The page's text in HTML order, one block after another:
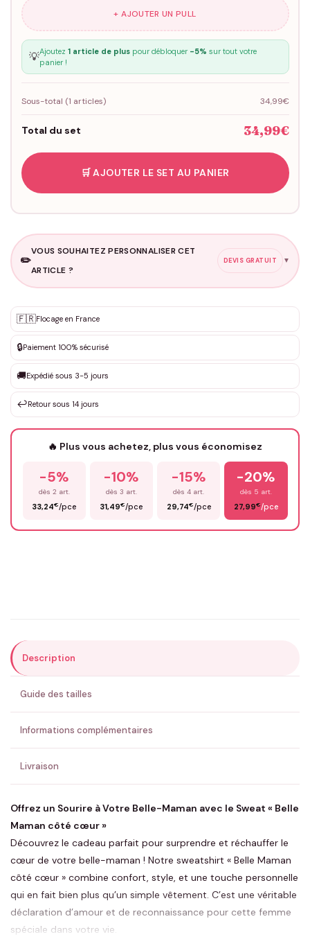
+ AJOUTER UN PULL
💡Ajoutez 1 article de pluspour débloquer -5% sur tout votre
panier !
Sous-total (1 articles) 34,99€
Total du set 34,99€
🛒 AJOUTER LE SET AU PANIER
✏️
VOUS SOUHAITEZ PERSONNALISER CET
ARTICLE ?
DEVIS GRATUIT ▼
✨ Personnalisation sur mesure
DEVIS GRATUIT · Personnalisation de 3 à 10€ selon la demande
Que souhaitez-vous ?*
Votre texte / idée*
Prénom*
ENVOYER MA DEMANDE ✨
💚 Retour sous 24-48h🇫🇷 Flocage en France✅ Validation avant fabrication
🇫🇷Flocage en France
🔒Paiement 100% sécurisé
🚚Expédié sous 3-5 jours
↩️Retour sous 14 jours
🔥 Plus vous achetez, plus vous économisez
-5%
dès 2 art.
33,24€/pce
-10%
dès 3 art.
31,49€/pce
-15%
dès 4 art.
29,74€/pce
-20%
dès 5 art.
27,99€/pce
Description
Guide des tailles
Informations complémentaires
Livraison
Offrez un Sourire à Votre Belle-Maman avec le Sweat « Belle
Maman côté cœur »
Découvrez le cadeau parfait pour surprendre et réchauffer le
cœur de votre belle-maman ! Notre sweatshirt « Belle Maman
côté cœur » combine confort, style, et une touche personnelle
qui en fait bien plus qu’un simple vêtement. C’est une véritable
déclaration d’amour et de reconnaissance pour cette femme
spéciale dans votre vie.